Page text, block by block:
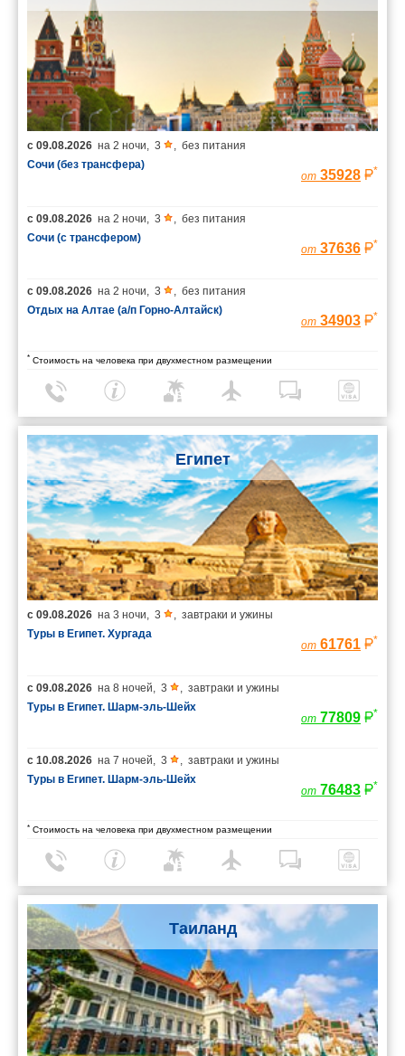
с 09.08.2026 на 2 ночи, 3 , без питания
Сочи (без трансфера)
от 35928 *
с 09.08.2026 на 2 ночи, 3 , без питания
Сочи (с трансфером)
от 37636 *
с 09.08.2026 на 2 ночи, 3 , без питания
Отдых на Алтае (а/п Горно-Алтайск)
от 34903 *
* Стоимость на человека при двухместном размещении
Египет
с 09.08.2026 на 3 ночи, 3 , завтраки и ужины
Туры в Египет. Хургада
от 61761 *
с 09.08.2026 на 8 ночей, 3 , завтраки и ужины
Туры в Египет. Шарм-эль-Шейх
от 77809 *
с 10.08.2026 на 7 ночей, 3 , завтраки и ужины
Туры в Египет. Шарм-эль-Шейх
от 76483 *
* Стоимость на человека при двухместном размещении
Таиланд